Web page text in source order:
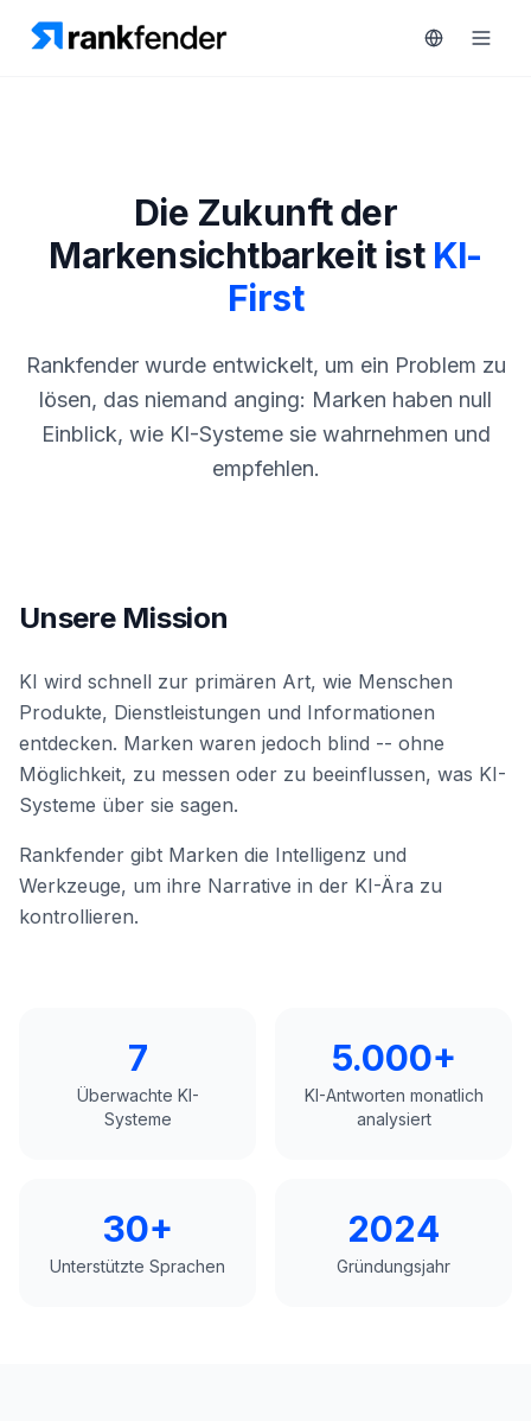
Engine
Tracking
Engine
Assistant
Integrationen
ANALYSIEREN
Berichte
&
Analysen
Lösungen
Kostenlose
Tools
Die Zukunft der
Markensichtbarkeit ist KI-
First
Rankfender wurde entwickelt, um ein Problem zu
lösen, das niemand anging: Marken haben null
Einblick, wie KI-Systeme sie wahrnehmen und
empfehlen.
Unsere Mission
KI wird schnell zur primären Art, wie Menschen
Produkte, Dienstleistungen und Informationen
entdecken. Marken waren jedoch blind -- ohne
Möglichkeit, zu messen oder zu beeinflussen, was KI-
Systeme über sie sagen.
Rankfender gibt Marken die Intelligenz und
Werkzeuge, um ihre Narrative in der KI-Ära zu
kontrollieren.
7
Überwachte KI-
Systeme
5.000+
KI-Antworten monatlich
analysiert
30+
Unterstützte Sprachen
2024
Gründungsjahr